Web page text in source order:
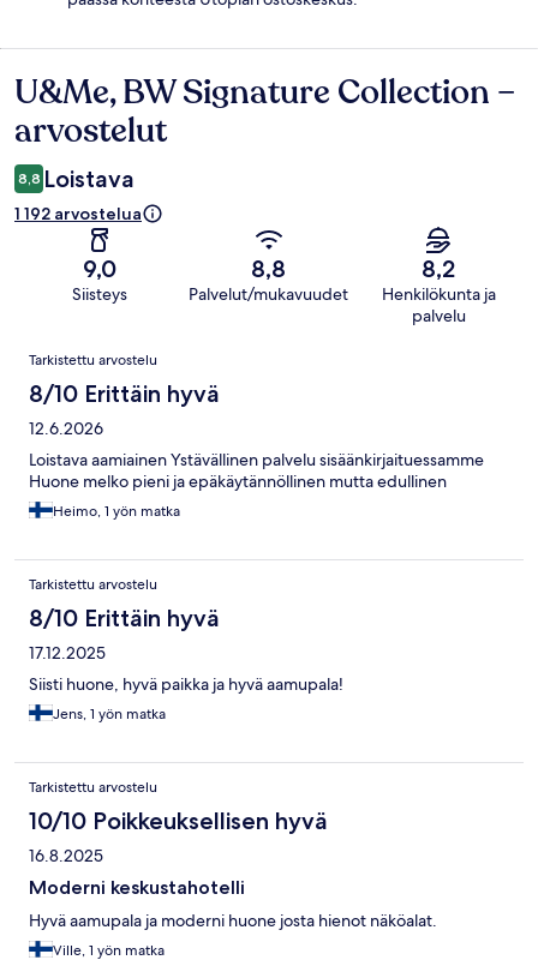
Arvostelut
U&Me, BW Signature Collection –
arvostelut
8,8 Loistava
1 192 arvostelua
9,0
Siisteys
8,8
Palvelut/mukavuudet
8,2
Henkilökunta ja
palvelu
Arvostelut
Tarkistettu arvostelu
8/10 Erittäin hyvä
12.6.2026
Loistava aamiainen Ystävällinen palvelu sisäänkirjaituessamme
Huone melko pieni ja epäkäytännöllinen mutta edullinen
Heimo, 1 yön matka
Tarkistettu arvostelu
8/10 Erittäin hyvä
17.12.2025
Siisti huone, hyvä paikka ja hyvä aamupala!
Jens, 1 yön matka
Tarkistettu arvostelu
10/10 Poikkeuksellisen hyvä
16.8.2025
Moderni keskustahotelli
Hyvä aamupala ja moderni huone josta hienot näköalat.
Ville, 1 yön matka